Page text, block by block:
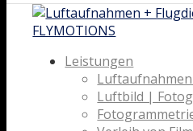
Leistungen
Luftbild |